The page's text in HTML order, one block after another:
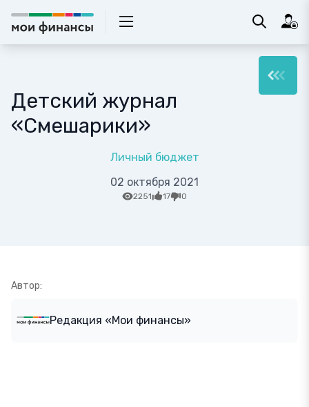
Детский журнал
«Смешарики»
Личный бюджет
02 октября 2021
2251 17 0
Автор:
Редакция «Мои финансы»